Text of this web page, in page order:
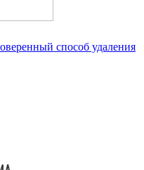
способ удаления